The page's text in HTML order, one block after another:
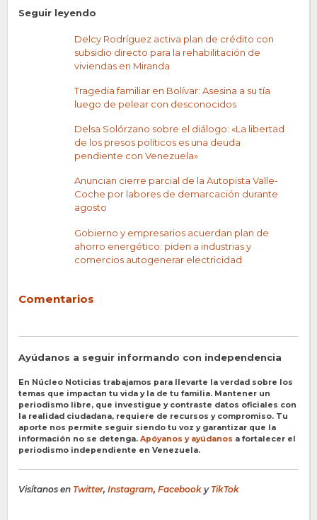
Seguir leyendo
Delcy Rodríguez activa plan de crédito con
subsidio directo para la rehabilitación de
viviendas en Miranda
Tragedia familiar en Bolívar: Asesina a su tía
luego de pelear con desconocidos
Delsa Solórzano sobre el diálogo: «La libertad
de los presos políticos es una deuda
pendiente con Venezuela»
Anuncian cierre parcial de la Autopista Valle-
Coche por labores de demarcación durante
agosto
Gobierno y empresarios acuerdan plan de
ahorro energético: piden a industrias y
comercios autogenerar electricidad
Comentarios
Ayúdanos a seguir informando con independencia
En Núcleo Noticias trabajamos para llevarte la verdad sobre los
temas que impactan tu vida y la de tu familia. Mantener un
periodismo libre, que investigue y contraste datos oficiales con
la realidad ciudadana, requiere de recursos y compromiso. Tu
aporte nos permite seguir siendo tu voz y garantizar que la
información no se detenga. Apóyanos y ayúdanos a fortalecer el
periodismo independiente en Venezuela.
Visítanos en Twitter, Instagram, Facebook y TikTok